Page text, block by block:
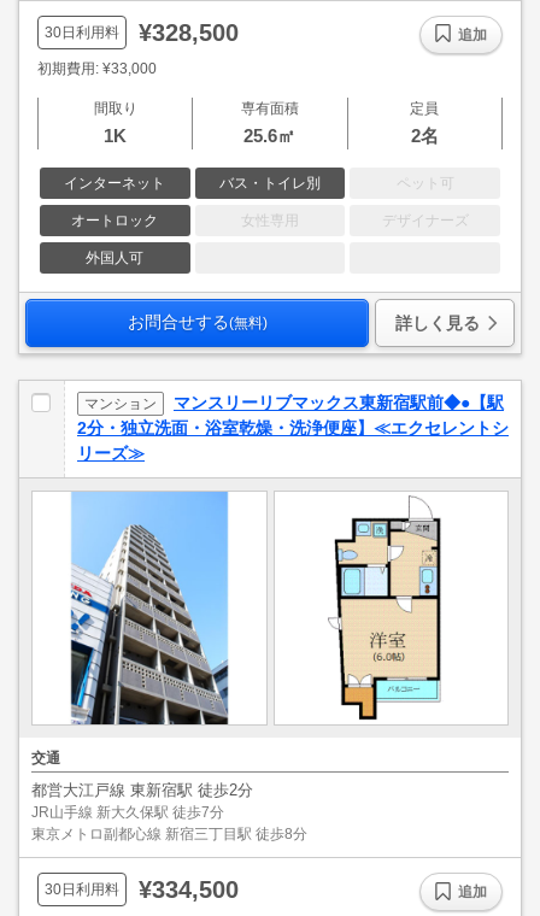
30日利用料 ¥328,500
初期費用: ¥33,000
間取り
1K
専有面積
25.6㎡
定員
2名
インターネット バス・トイレ別 ペット可
オートロック 女性専用 デザイナーズ
外国人可
追加
お問合せする(無料) 詳しく見る
マンション
マンスリーリブマックス東新宿駅前◆●【駅
2分・独立洗面・浴室乾燥・洗浄便座】≪エクセレントシ
リーズ≫
交通
都営大江戸線 東新宿駅 徒歩2分
JR山手線 新大久保駅 徒歩7分
東京メトロ副都心線 新宿三丁目駅 徒歩8分
30日利用料 ¥334,500 追加